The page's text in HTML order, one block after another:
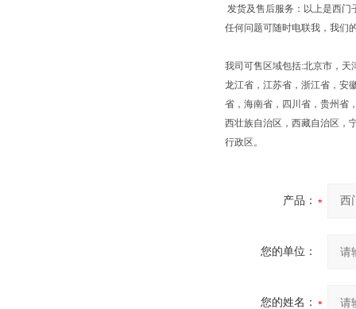
发货及售后服务：以上是西门
任何问题可随时电联我，我们
我司可售区域包括:北京市，
龙江省，江苏省，浙江省，安
省，海南省，四川省，贵州省
西壮族自治区，西藏自治区，
行政区。
产品：
您的单位：
您的姓名：